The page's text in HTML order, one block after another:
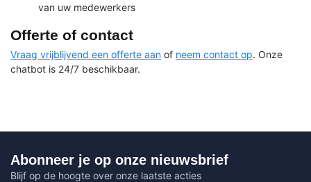
van uw medewerkers
Offerte of contact
Vraag vrijblijvend een offerte aan of neem contact op. Onze
chatbot is 24/7 beschikbaar.
Abonneer je op onze nieuwsbrief
Blijf op de hoogte over onze laatste acties